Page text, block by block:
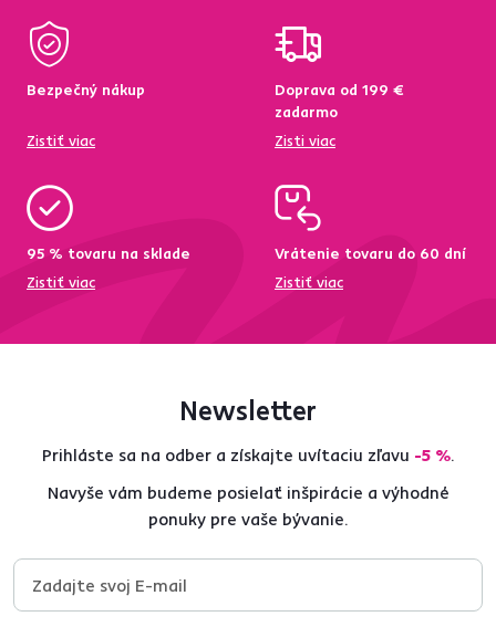
Bezpečný nákup
Zistiť viac
Doprava od 199 €
zadarmo
Zisti viac
95 % tovaru na sklade
Zistiť viac
Vrátenie tovaru do 60 dní
Zistiť viac
Newsletter
Prihláste sa na odber a získajte uvítaciu zľavu -5 %.
Navyše vám budeme posielať inšpirácie a výhodné
ponuky pre vaše bývanie.